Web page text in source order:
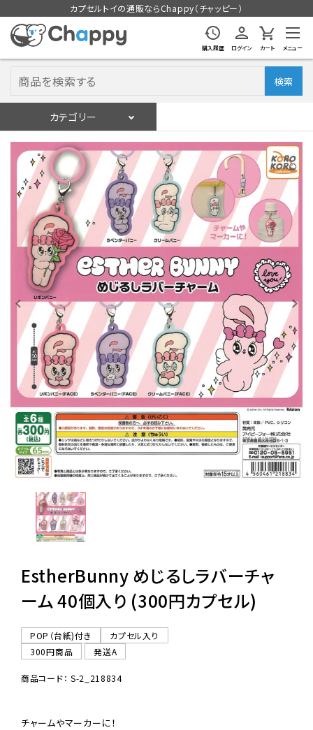
カプセルトイの通販ならChappy（チャッピー）
購入履歴 ログイン カート メニュー
検索
カテゴリー
ログイン 会員登録
入荷スケジュールをチェック
カプセルトイマシン本体
カプセルトイ
販促用空カプセル
レンタル
景品・玩具・文具
販促用カプセルトイ
06-6282-7659
EstherBunny めじるしラバーチャ
ーム 40個入り (300円カプセル)
POP（台紙)付き
カプセル入り
300円商品
発送A
商品コード： S-2_218834
チャームやマーカーに！